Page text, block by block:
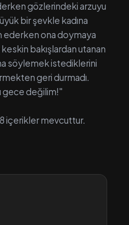
gözlerindeki arzuyu
bir şevkle kadına
ederken ona doymaya
bakışlardan utanan
söylemek istediklerini
geri durmadı.
gece değilim!"
içerikler mevcuttur.